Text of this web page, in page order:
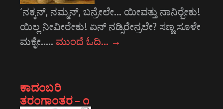
‘ನಕ್ಕನ್, ನಮ್ಮನ್, ಬನ್ರೇಲೇ... ಯೀವತ್ತು ನಾನಿರ್‍ಬೇಕು!
ಯಿಲ್ಲ ನೀವೀರೇಕು! ಏನ್ ನಡ್ಸಿರೇನ್ರಲೇ? ಸಣ್ಣ ಸೂಳೇ
ಮಕ್ಳೇ..… ಮುಂದೆ ಓದಿ… →
ಕಾದಂಬರಿ
ತರಂಗಾಂತರ – ೧